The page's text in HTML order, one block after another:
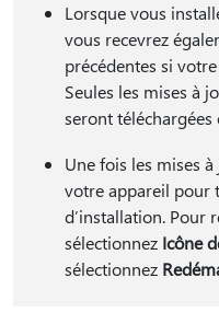
Lorsque vous
vous recevrez
précédentes si
Seules les mises à
seront téléchargées
Une fois les mises
votre appareil pour
d’installation. Pour
sélectionnez Icône
sélectionnez